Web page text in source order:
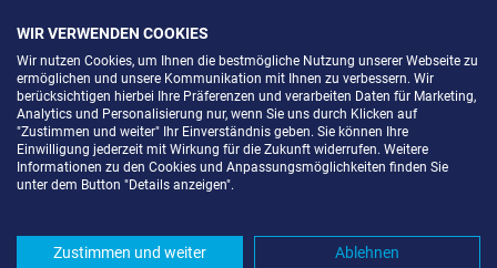
Self Storage im Nordrhein-
Westfalen bei Extraraum
WIR VERWENDEN COOKIES
Wir nutzen Cookies, um Ihnen die bestmögliche Nutzung unserer Webseite zu
ermöglichen und unsere Kommunikation mit Ihnen zu verbessern. Wir
berücksichtigen hierbei Ihre Präferenzen und verarbeiten Daten für Marketing,
Analytics und Personalisierung nur, wenn Sie uns durch Klicken auf
"Zustimmen und weiter" Ihr Einverständnis geben. Sie können Ihre
Einwilligung jederzeit mit Wirkung für die Zukunft widerrufen. Weitere
Informationen zu den Cookies und Anpassungsmöglichkeiten finden Sie
unter dem Button "Details anzeigen".
Zustimmen und weiter Ablehnen